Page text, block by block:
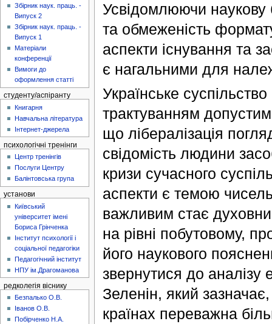
Усвідомлюючи наукову
та обмеженість
аспекти існування та
є нагальними для
Українське
трактуванням
що лібералізація
свідомість людини
кризи сучасного
аспекти є темою
важливим стає
на рівні побутовому,
його наукового
звернутися до аналізу
Зеленін, який
країнах переважна
Збірник наук. праць. -
Випуск 2
Збірник наук. праць. -
Випуск 1
Матеріали
конференції
Вимоги до
оформлення статті
студенту/аспіранту
Книгарня
Навчальна література
Інтернет-джерела
психологічні тренінги
Центр тренінгів
Послуги Центру
Балінтовська група
установи
Київський
університет імені
Бориса Грінченка
Інститут психології і
соціальної педагогіки
Педагогічний інститут
НПУ ім.Драгоманова
редколегія віснику
Безпалько О.В.
Іванов О.В.
Побірченко Н.А.